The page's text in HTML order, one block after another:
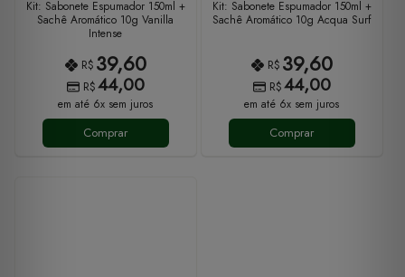
Kit: Sabonete Espumador 150ml +
Sachê Aromático 10g Vanilla
Intense
R$ 39,60
R$44,00
em até 6x sem juros
Comprar
Kit: Sabonete Espumador 150ml +
Sachê Aromático 10g Acqua Surf
R$ 39,60
R$44,00
em até 6x sem juros
Comprar